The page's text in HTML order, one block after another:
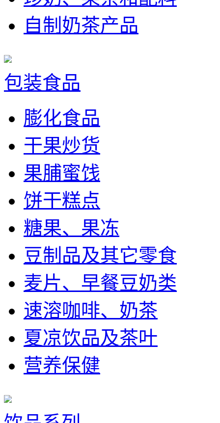
自制奶茶产品
包装食品
膨化食品
干果炒货
果脯蜜饯
饼干糕点
糖果、果冻
豆制品及其它零食
麦片、早餐豆奶类
速溶咖啡、奶茶
夏凉饮品及茶叶
营养保健